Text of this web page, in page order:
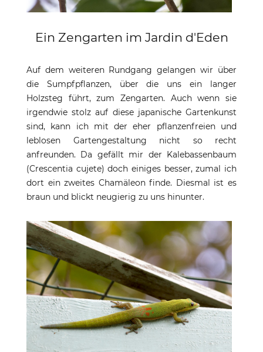
Ein Zengarten im Jardin d'Eden
Auf dem weiteren Rundgang gelangen wir über
die Sumpfpflanzen, über die uns ein langer
Holzsteg führt, zum Zengarten. Auch wenn sie
irgendwie stolz auf diese japanische Gartenkunst
sind, kann ich mit der eher pflanzenfreien und
leblosen Gartengestaltung nicht so recht
anfreunden. Da gefällt mir der Kalebassenbaum
(Crescentia cujete) doch einiges besser, zumal ich
dort ein zweites Chamäleon finde. Diesmal ist es
braun und blickt neugierig zu uns hinunter.